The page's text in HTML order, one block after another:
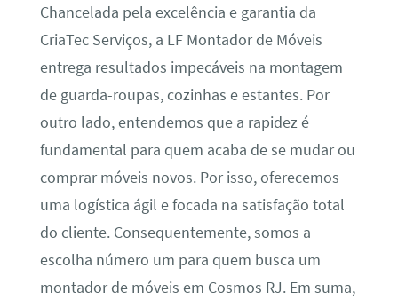
Chancelada pela excelência e garantia da
CriaTec Serviços, a LF Montador de Móveis
entrega resultados impecáveis na montagem
de guarda-roupas, cozinhas e estantes. Por
outro lado, entendemos que a rapidez é
fundamental para quem acaba de se mudar ou
comprar móveis novos. Por isso, oferecemos
uma logística ágil e focada na satisfação total
do cliente. Consequentemente, somos a
escolha número um para quem busca um
montador de móveis em Cosmos RJ. Em suma,